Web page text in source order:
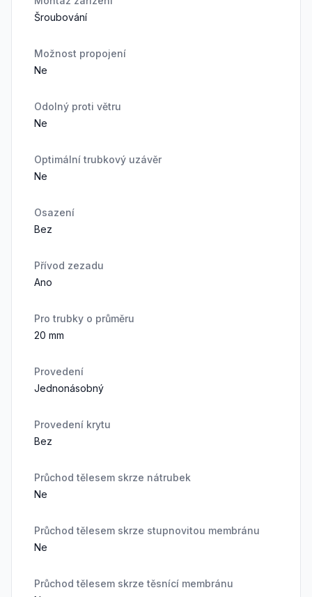
Šroubování
Možnost propojení
Ne
Odolný proti větru
Ne
Optimální trubkový uzávěr
Ne
Osazení
Bez
Přívod zezadu
Ano
Pro trubky o průměru
20 mm
Provedení
Jednonásobný
Provedení krytu
Bez
Průchod tělesem skrze nátrubek
Ne
Průchod tělesem skrze stupnovitou membránu
Ne
Průchod tělesem skrze těsnící membránu